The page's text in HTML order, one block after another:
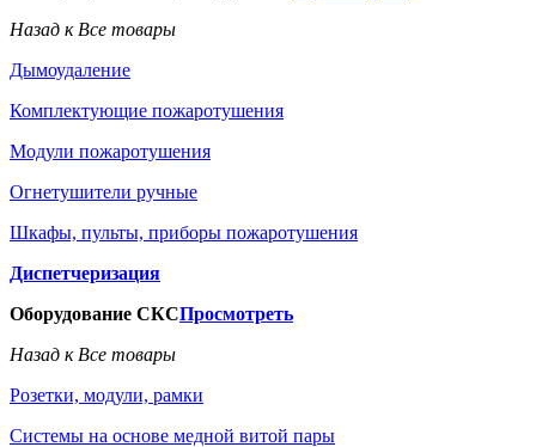
Назад к Все товары
Дымоудаление
Комплектующие пожаротушения
Модули пожаротушения
Огнетушители ручные
Шкафы, пульты, приборы пожаротушения
Диспетчеризация
Оборудование СКСПросмотреть
Назад к Все товары
Розетки, модули, рамки
Системы на основе медной витой пары